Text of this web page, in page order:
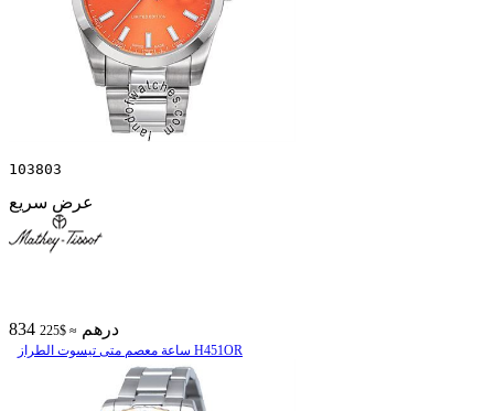
103803
عرض سريع
834 درهم ≈ $225
ساعة معصم متی تیسوت الطراز H451OR